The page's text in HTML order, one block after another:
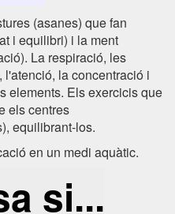
(asanes) que fan
i equilibri) i la ment
La respiració, les
la concentració i
elements. Els exercicis que
els centres
equilibrant-los.
en un medi aquàtic.
si...